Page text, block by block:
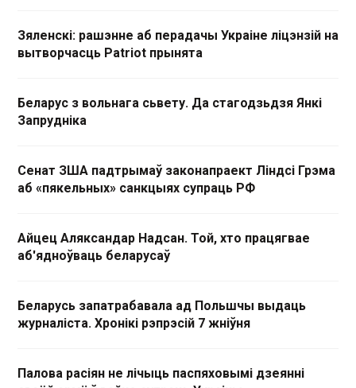
Зяленскі: рашэнне аб перадачы Украіне ліцэнзій на
вытворчасць Patriot прынята
Беларус з вольнага сьвету. Да стагодзьдзя Янкі
Запрудніка
Сенат ЗША падтрымаў законапраект Ліндсі Грэма
аб «пякельных» санкцыях супраць РФ
Айцец Аляксандар Надсан. Той, хто працягвае
аб'ядноўваць беларусаў
Беларусь запатрабавала ад Польшчы выдаць
журналіста. Хронікі рэпрэсій 7 жніўня
Палова расіян не лічыць паспяховымі дзеянні